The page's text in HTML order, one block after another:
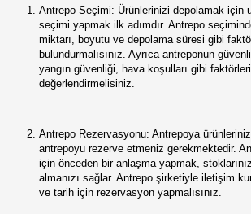
Antrepo Seçimi: Ürünlerinizi depolamak için
seçimi yapmak ilk adımdır. Antrepo
miktarı, boyutu ve depolama süresi gibi
bulundurmalısınız. Ayrıca antreponun
yangın güvenliği, hava koşulları gibi
değerlendirmelisiniz.
Antrepo Rezervasyonu: Antrepoya
antrepoyu rezerve etmeniz gerekmektedir.
için önceden bir anlaşma yapmak,
almanızı sağlar. Antrepo şirketiyle iletişim
ve tarih için rezervasyon yapmalısınız.